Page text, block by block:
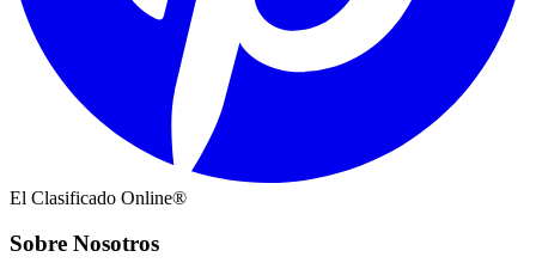
El Clasificado Online®
Sobre Nosotros